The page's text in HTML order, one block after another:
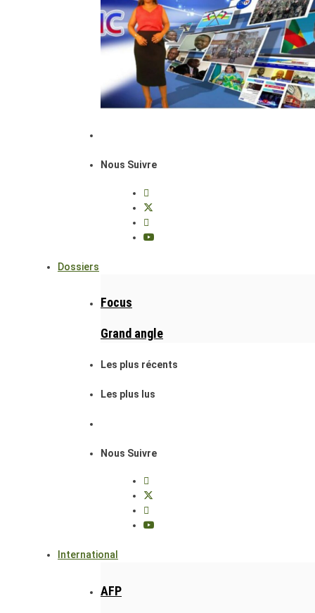
Nous Suivre
Dossiers
Focus
Grand angle
Les plus récents
Les plus lus
Nous Suivre
International
AFP